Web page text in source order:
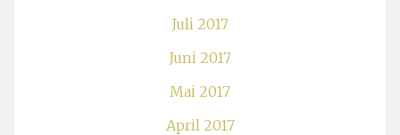
Juli 2017
Juni 2017
Mai 2017
April 2017